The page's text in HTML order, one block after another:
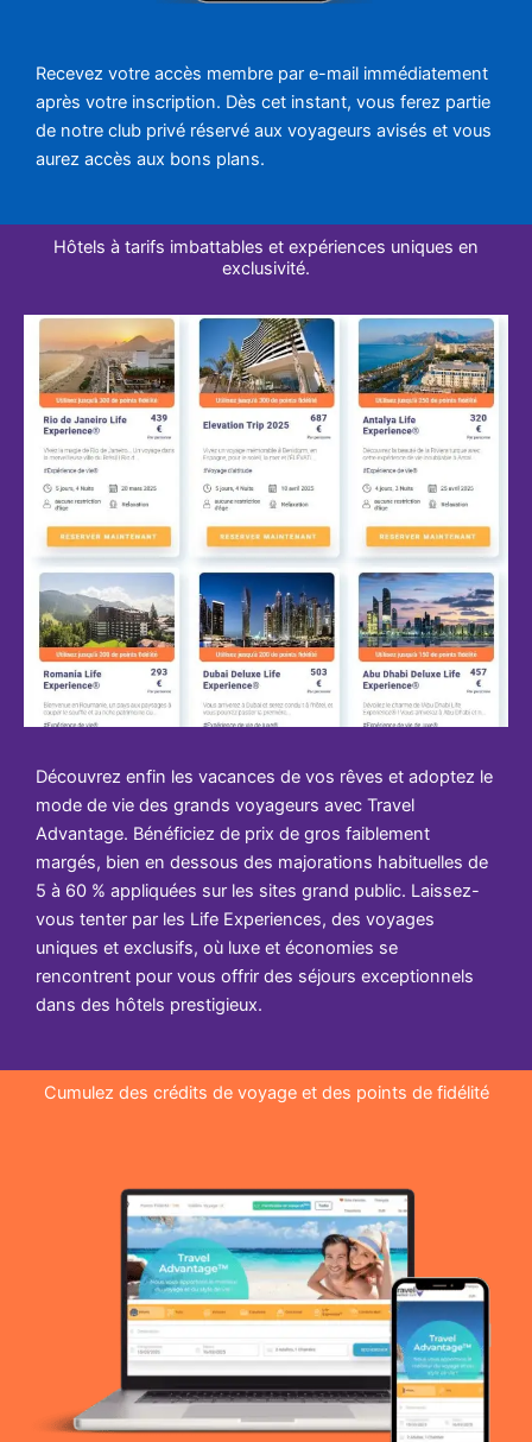
Recevez votre accès membre par e-mail immédiatement
après votre inscription. Dès cet instant, vous ferez partie
de notre club privé réservé aux voyageurs avisés et vous
aurez accès aux bons plans.
Hôtels à tarifs imbattables et expériences uniques en
exclusivité.
Découvrez enfin les vacances de vos rêves et adoptez le
mode de vie des grands voyageurs avec Travel
Advantage. Bénéficiez de prix de gros faiblement
margés, bien en dessous des majorations habituelles de
5 à 60 % appliquées sur les sites grand public. Laissez-
vous tenter par les Life Experiences, des voyages
uniques et exclusifs, où luxe et économies se
rencontrent pour vous offrir des séjours exceptionnels
dans des hôtels prestigieux.
Cumulez des crédits de voyage et des points de fidélité